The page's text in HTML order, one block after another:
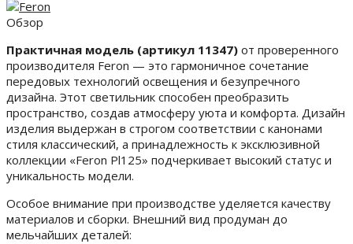
Обзор
Практичная модель (артикул 11347) от проверенного
производителя Feron — это гармоничное сочетание
передовых технологий освещения и безупречного
дизайна. Этот светильник способен преобразить
пространство, создав атмосферу уюта и комфорта. Дизайн
изделия выдержан в строгом соответствии с канонами
стиля классический, а принадлежность к эксклюзивной
коллекции «Feron Pl125» подчеркивает высокий статус и
уникальность модели.
Особое внимание при производстве уделяется качеству
материалов и сборки. Внешний вид продуман до
мельчайших деталей: